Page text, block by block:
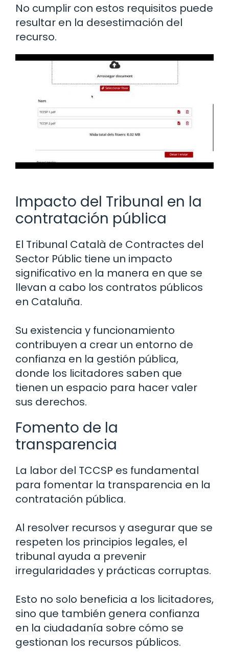
No cumplir con estos requisitos puede
resultar en la desestimación del
recurso.
Impacto del Tribunal en la
contratación pública
El Tribunal Català de Contractes del
Sector Públic tiene un impacto
significativo en la manera en que se
llevan a cabo los contratos públicos
en Cataluña.
Su existencia y funcionamiento
contribuyen a crear un entorno de
confianza en la gestión pública,
donde los licitadores saben que
tienen un espacio para hacer valer
sus derechos.
Fomento de la
transparencia
La labor del TCCSP es fundamental
para fomentar la transparencia en la
contratación pública.
Al resolver recursos y asegurar que se
respeten los principios legales, el
tribunal ayuda a prevenir
irregularidades y prácticas corruptas.
Esto no solo beneficia a los licitadores,
sino que también genera confianza
en la ciudadanía sobre cómo se
gestionan los recursos públicos.